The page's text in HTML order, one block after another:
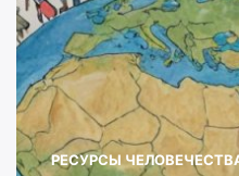
to
РЕСУРСЫ